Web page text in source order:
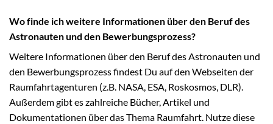
Wo finde ich weitere Informationen über den Beruf des
Astronauten und den Bewerbungsprozess?
Weitere Informationen über den Beruf des Astronauten und
den Bewerbungsprozess findest Du auf den Webseiten der
Raumfahrtagenturen (z.B. NASA, ESA, Roskosmos, DLR).
Außerdem gibt es zahlreiche Bücher, Artikel und
Dokumentationen über das Thema Raumfahrt. Nutze diese